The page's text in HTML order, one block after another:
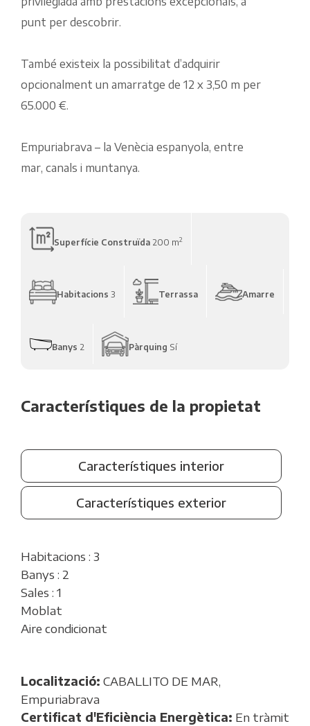
punt per descobrir.
També existeix la possibilitat d’adquirir
opcionalment un amarratge de 12 x 3,50 m per
65.000 €.
Empuriabrava – la Venècia espanyola, entre
mar, canals i muntanya.
Superfície Construïda 200 m2
Habitacions 3 Terrassa Amarre
Banys 2 Pàrquing Sí
Característiques de la propietat
Característiques interior
Característiques exterior
Habitacions : 3
Banys : 2
Sales : 1
Moblat
Aire condicionat
Localització: CABALLITO DE MAR,
Empuriabrava
Certificat d'Eficiència Energètica: En tràmit